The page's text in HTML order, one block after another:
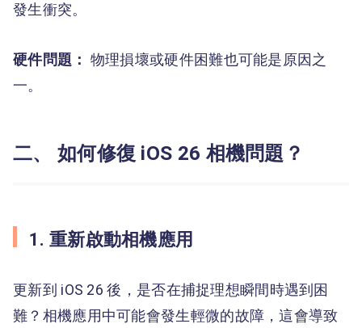
發生衝突。
硬件問題： 物理損壞或硬件困難也可能是原因之
一。
二、 如何修復 iOS 26 相機問題？
1. 重新啟動相機應用
更新到 iOS 26 後，是否在捕捉理想瞬間時遇到困
難？相機應用中可能會發生輕微的故障，這會導致